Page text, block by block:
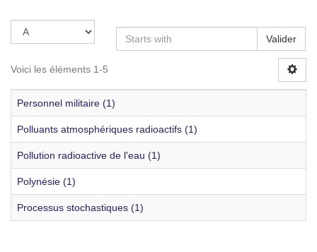
Valider
Voici les éléments 1-5
Personnel militaire (1)
Polluants atmosphériques radioactifs (1)
Pollution radioactive de l'eau (1)
Polynésie (1)
Processus stochastiques (1)